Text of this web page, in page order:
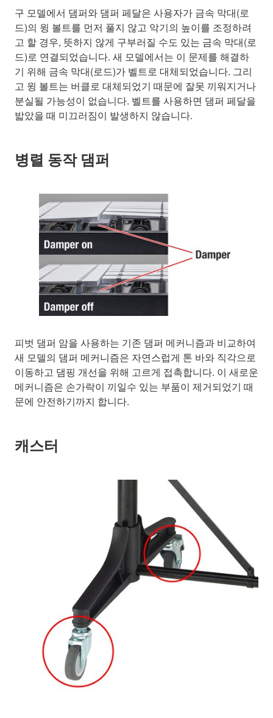
구 모델에서 댐퍼와 댐퍼 페달은 사용자가 금속 막대(로
드)의 윙 볼트를 먼저 풀지 않고 악기의 높이를 조정하려
고 할 경우, 뜻하지 않게 구부러질 수도 있는 금속 막대(로
드)로 연결되었습니다. 새 모델에서는 이 문제를 해결하
기 위해 금속 막대(로드)가 벨트로 대체되었습니다. 그리
고 윙 볼트는 버클로 대체되었기 때문에 잘못 끼워지거나
분실될 가능성이 없습니다. 벨트를 사용하면 댐퍼 페달을
밟았을 때 미끄러짐이 발생하지 않습니다.
병렬 동작 댐퍼
피벗 댐퍼 암을 사용하는 기존 댐퍼 메커니즘과 비교하여
새 모델의 댐퍼 메커니즘은 자연스럽게 톤 바와 직각으로
이동하고 댐핑 개선을 위해 고르게 접촉합니다. 이 새로운
메커니즘은 손가락이 끼일수 있는 부품이 제거되었기 때
문에 안전하기까지 합니다.
캐스터